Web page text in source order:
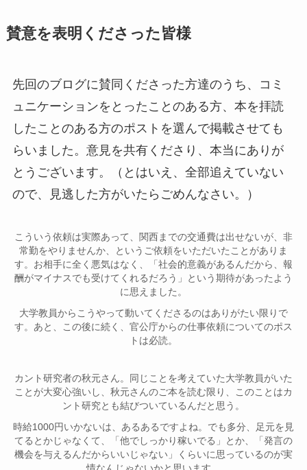
賛意を表明くださった皆様
先回のブログに賛同くださった方達のうち、コミ
ュニケーションをとったことのある方、本を拝読
したことのある方のポストを選んで掲載させても
らいました。意見を共有くださり、本当にありが
とうございます。（とはいえ、全部追えていない
ので、見逃した方がいたらごめんなさい。）
こういう依頼は実際あって、関西までの交通費は出せないが、非
常勤をやりませんか、というご依頼をいただいたことがありま
す。お相手に全く悪気はなく、「社会的意義があるんだから、報
酬がマイナスでも受けてくれるだろう」という期待があったよう
に思えました。
大学教員からこうやって動いてくださるのはありがたい限りで
す。あと、この後に続く、官公庁からの仕事依頼についてのポス
トは必読。
カント研究者の秋元さん。同じことを考えていた大学教員がいた
ことが大変心強いし、秋元さんのご本を読む限り、このことはカ
ント研究とも結びついているんだと思う。
時給1000円いかないは、あるあるですよね。でも多分、足元を見
てるとかじゃなくて、「他でしっかり稼いでる」とか、「発言の
機会を与えるんだからいいじゃない」くらいに思っているのが実